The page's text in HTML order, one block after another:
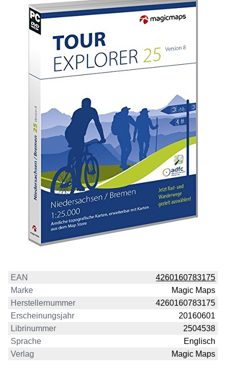
EAN
4260160783175
Marke
Magic Maps
Herstellernummer
4260160783175
Erscheinungsjahr
20160601
Librinummer
2504538
Sprache
Englisch
Verlag
Magic Maps